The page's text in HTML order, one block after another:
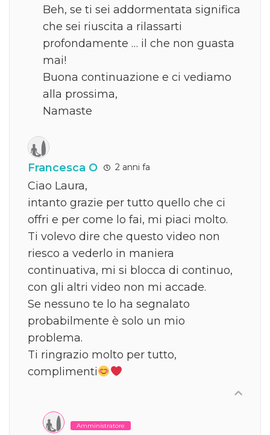
Beh, se ti sei addormentata significa
che sei riuscita a rilassarti
profondamente … il che non guasta
mai!
Buona continuazione e ci vediamo
alla prossima,
Namaste
Francesca O 2 anni fa
Ciao Laura,
intanto grazie per tutto quello che ci
offri e per come lo fai, mi piaci molto.
Ti volevo dire che questo video non
riesco a vederlo in maniera
continuativa, mi si blocca di continuo,
con gli altri video non mi accade.
Se nessuno te lo ha segnalato
probabilmente è solo un mio
problema.
Ti ringrazio molto per tutto,
complimenti
Amministratore